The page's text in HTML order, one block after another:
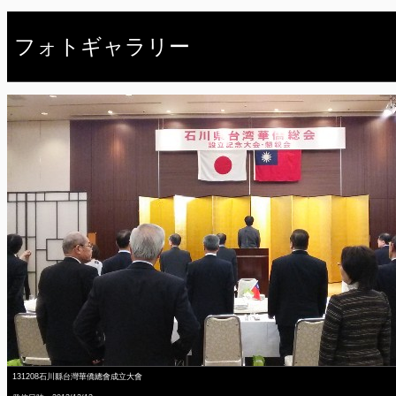
フォトギャラリー
131208石川縣台灣華僑總會成立大會